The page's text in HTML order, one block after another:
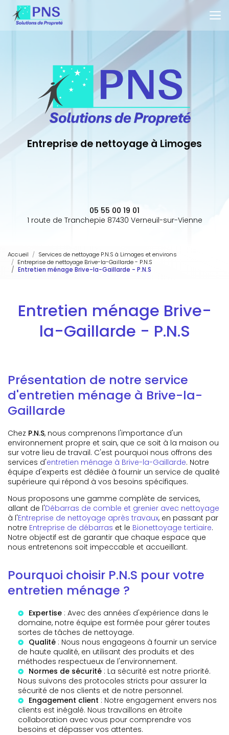
contenu
principal
Entreprise de nettoyage à Limoges
05 55 00 19 01
1 route de Tranchepie 87430 Verneuil-sur-Vienne
Accueil
Services de nettoyage P.N.S à Limoges et environs
Entreprise de nettoyage Brive-la-Gaillarde - P.N.S
Entretien ménage Brive-la-Gaillarde - P.N.S
Entretien ménage Brive-
la-Gaillarde - P.N.S
Présentation de notre service
d'entretien ménage à Brive-la-
Gaillarde
Chez P.N.S, nous comprenons l'importance d'un
environnement propre et sain, que ce soit à la maison ou
sur votre lieu de travail. C'est pourquoi nous offrons des
services d'entretien ménage à Brive-la-Gaillarde. Notre
équipe d'experts est dédiée à fournir un service de qualité
supérieure qui répond à vos besoins spécifiques.
Nous proposons une gamme complète de services,
allant de l'Débarras de comble et grenier avec nettoyage
à l'Entreprise de nettoyage après travaux, en passant par
notre Entreprise de débarras et le Bionettoyage tertiaire.
Notre objectif est de garantir que chaque espace que
nous entretenons soit impeccable et accueillant.
Pourquoi choisir P.N.S pour votre
entretien ménage ?
Expertise : Avec des années d'expérience dans le
domaine, notre équipe est formée pour gérer toutes
sortes de tâches de nettoyage.
Qualité : Nous nous engageons à fournir un service
de haute qualité, en utilisant des produits et des
méthodes respectueux de l'environnement.
Normes de sécurité : La sécurité est notre priorité.
Nous suivons des protocoles stricts pour assurer la
sécurité de nos clients et de notre personnel.
Engagement client : Notre engagement envers nos
clients est inégalé. Nous travaillons en étroite
collaboration avec vous pour comprendre vos
besoins et dépasser vos attentes.